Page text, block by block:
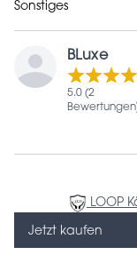
Sonstiges
BLuxe
5.0 (2
LOOP
Jetzt kaufen